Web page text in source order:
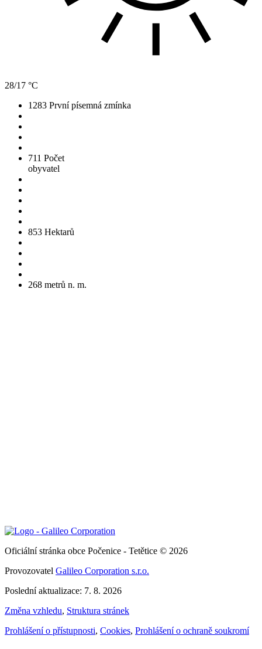
28/17 °C
1283 První písemná zmínka
711 Počet
obyvatel
853 Hektarů
268 metrů n. m.
Oficiální stránka obce Počenice - Tetětice © 2026
Provozovatel Galileo Corporation s.r.o.
Poslední aktualizace: 7. 8. 2026
Změna vzhledu, Struktura stránek
Prohlášení o přístupnosti, Cookies, Prohlášení o ochraně soukromí